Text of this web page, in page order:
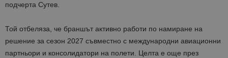
подчерта Сутев.
Той отбеляза, че браншът активно работи по намиране на
решение за сезон 2027 съвместно с международни авиационни
партньори и консолидатори на полети. Целта е още през